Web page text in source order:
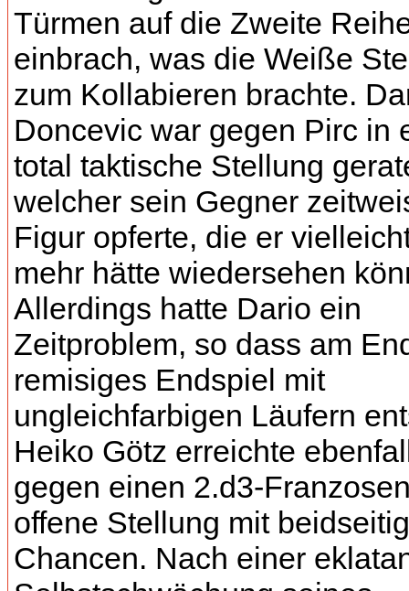
Türmen auf die Zweite
einbrach, was die Weiße
zum Kollabieren brachte.
Doncevic war gegen Pirc in
total taktische Stellung
welcher sein Gegner
Figur opferte, die er
mehr hätte wiedersehen
Allerdings hatte Dario ein
Zeitproblem, so dass am
remisiges Endspiel mit
ungleichfarbigen Läufern
Heiko Götz erreichte
gegen einen 2.d3-
offene Stellung mit
Chancen. Nach einer